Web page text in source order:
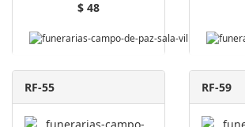
$ 48
RF-55 RF-59